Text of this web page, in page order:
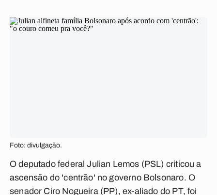
Foto: divulgação.
O deputado federal Julian Lemos (PSL) criticou a
ascensão do 'centrão' no governo Bolsonaro. O
senador Ciro Nogueira (PP), ex-aliado do PT, foi